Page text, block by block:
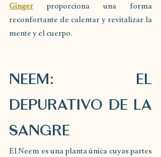
Ginger proporciona una forma
reconfortante de calentar y revitalizar la
mente y el cuerpo.
NEEM: EL
DEPURATIVO DE LA
SANGRE
El Neem es una planta única cuyas partes